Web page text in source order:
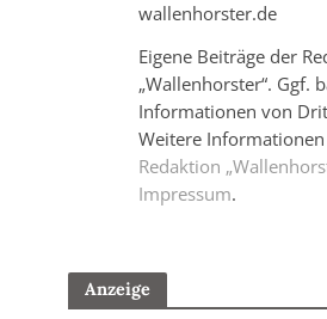
wallenhorster.de
Eigene Beiträge der
„Wallenhorster“. Ggf.
Informationen von
Weitere Informationen
Redaktion
Impressum.
Anzeige